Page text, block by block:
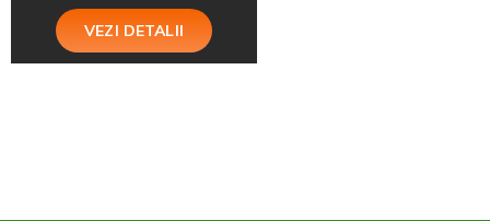
VEZI DETALII